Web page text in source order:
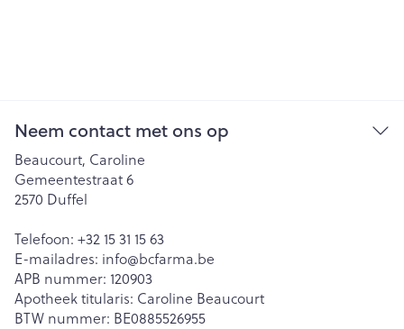
Neem contact met ons op
Beaucourt, Caroline
Gemeentestraat 6
2570 Duffel
Telefoon: +32 15 31 15 63
E-mailadres: info@bcfarma.be
APB nummer: 120903
Apotheek titularis: Caroline Beaucourt
BTW nummer: BE0885526955